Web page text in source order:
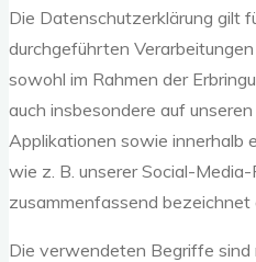
Die Datenschutzerklärung gilt
durchgeführten
sowohl im Rahmen der
auch insbesondere auf
Applikationen sowie innerhalb
wie z. B. unserer Social-
zusammenfassend bezeichnet
Die verwendeten Begriffe sind